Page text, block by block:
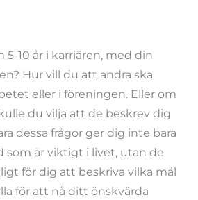
5-10 år i karriären, med din
Hur vill du att andra ska
eller i föreningen. Eller om
du vilja att de beskrev dig
dessa frågor ger dig inte bara
som är viktigt i livet, utan de
för dig att beskriva vilka mål
för att nå ditt önskvärda